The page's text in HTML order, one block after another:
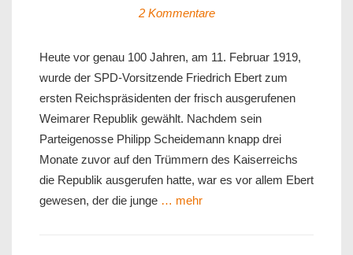
2 Kommentare
Heute vor genau 100 Jahren, am 11. Februar 1919,
wurde der SPD-Vorsitzende Friedrich Ebert zum
ersten Reichspräsidenten der frisch ausgerufenen
Weimarer Republik gewählt. Nachdem sein
Parteigenosse Philipp Scheidemann knapp drei
Monate zuvor auf den Trümmern des Kaiserreichs
die Republik ausgerufen hatte, war es vor allem Ebert
gewesen, der die junge … mehr